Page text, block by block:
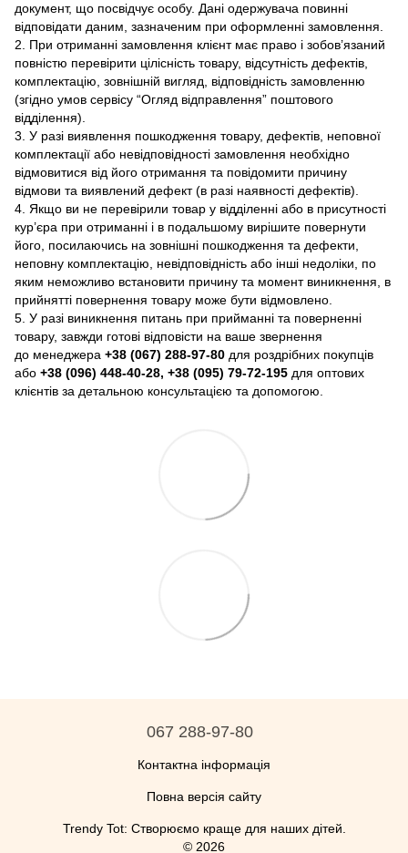
документ, що посвідчує особу. Дані одержувача повинні
відповідати даним, зазначеним при оформленні замовлення.
2. При отриманні замовлення клієнт має право і зобов’язаний
повністю перевірити цілісність товару, відсутність дефектів,
комплектацію, зовнішній вигляд, відповідність замовленню
(згідно умов сервісу “Огляд відправлення” поштового
відділення).
3. У разі виявлення пошкодження товару, дефектів, неповної
комплектації або невідповідності замовлення необхідно
відмовитися від його отримання та повідомити причину
відмови та виявлений дефект (в разі наявності дефектів).
4. Якщо ви не перевірили товар у відділенні або в присутності
кур’єра при отриманні і в подальшому вирішите повернути
його, посилаючись на зовнішні пошкодження та дефекти,
неповну комплектацію, невідповідність або інші недоліки, по
яким неможливо встановити причину та момент виникнення, в
прийнятті повернення товару може бути відмовлено.
5. У разі виникнення питань при прийманні та поверненні
товару, завжди готові відповісти на ваше звернення
до менеджера +38 (067) 288-97-80 для роздрібних покупців
або +38 (096) 448-40-28, +38 (095) 79-72-195 для оптових
клієнтів за детальною консультацією та допомогою.
067 288-97-80
Контактна інформація
Повна версія сайту
Trendy Tot: Створюємо краще для наших дітей.
© 2026